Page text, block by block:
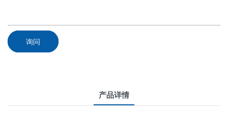
询问
产品详情